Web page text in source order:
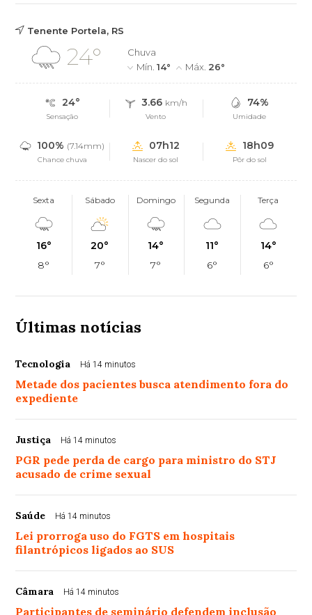
Tenente Portela, RS
24°
Chuva
Mín.14° Máx. 26°
24°
Sensação
3.66 km/h
Vento
74%
Umidade
100% (7.14mm)
Chance chuva
07h12
Nascer do sol
18h09
Pôr do sol
Sexta
16°
8°
Sábado
20°
7°
Domingo
14°
7°
Segunda
11°
6°
Terça
14°
6°
Últimas notícias
Tecnologia Há 14 minutos
Metade dos pacientes busca atendimento fora do
expediente
Justiça Há 14 minutos
PGR pede perda de cargo para ministro do STJ
acusado de crime sexual
Saúde Há 14 minutos
Lei prorroga uso do FGTS em hospitais
filantrópicos ligados ao SUS
Câmara Há 14 minutos
Participantes de seminário defendem inclusão